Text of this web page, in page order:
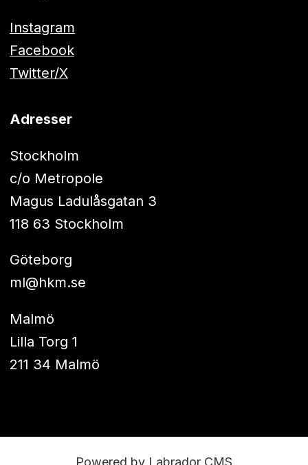
Instagram
Facebook
Twitter/X
Adresser
Stockholm
c/o Metropole
Magus Ladulåsgatan 3
118 63 Stockholm
Göteborg
ml@hkm.se
Malmö
Lilla Torg 1
211 34 Malmö
Powered by Labrador CMS